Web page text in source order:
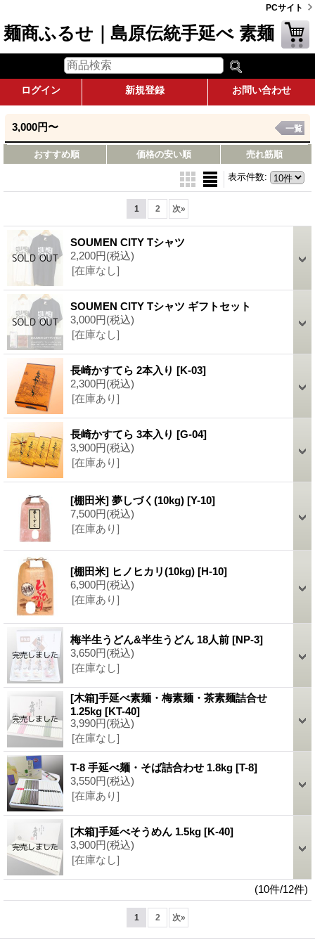
PCサイト
麺商ふるせ｜島原伝統手延べ 素麺
ログイン 新規登録 お問い合わせ
3,000円〜 一覧
おすすめ順 価格の安い順 売れ筋順
表示件数:
1 2 次»
SOUMEN CITY Tシャツ
2,200円(税込)
[在庫なし]
SOUMEN CITY Tシャツ ギフトセット
3,000円(税込)
[在庫なし]
長崎かすてら 2本入り [K-03]
2,300円(税込)
[在庫あり]
長崎かすてら 3本入り [G-04]
3,900円(税込)
[在庫あり]
[棚田米] 夢しづく(10kg) [Y-10]
7,500円(税込)
[在庫あり]
[棚田米] ヒノヒカリ(10kg) [H-10]
6,900円(税込)
[在庫あり]
梅半生うどん&半生うどん 18人前 [NP-3]
3,650円(税込)
[在庫なし]
[木箱]手延べ素麺・梅素麺・茶素麺詰合せ
1.25kg [KT-40]
3,990円(税込)
[在庫なし]
T-8 手延べ麺・そば詰合わせ 1.8kg [T-8]
3,550円(税込)
[在庫あり]
[木箱]手延べそうめん 1.5kg [K-40]
3,900円(税込)
[在庫なし]
(10件/12件)
1 2 次»